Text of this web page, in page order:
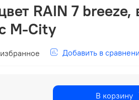
RAIN 7
М-City
Добавить в
В корзину